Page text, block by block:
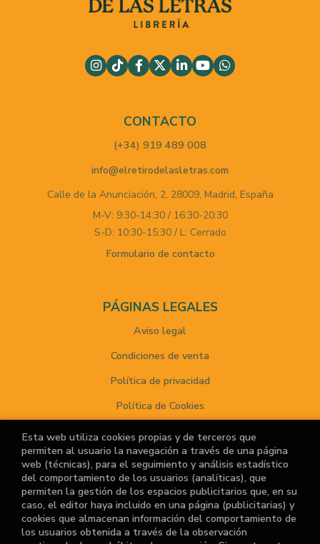
CONTACTO
(+34) 919 489 008
info@elretirodelasletras.com
Calle de la Anunciación, 2, 28009, Madrid, España
M-V: 9:30-14:30 / 16:30-20:30
S-D: 10:30-15:30 / L: Cerrado
Formulario de contacto
PÁGINAS LEGALES
Aviso legal
Condiciones de venta
Política de privacidad
Política de Cookies
ATENCIÓN AL CLIENTE
Quiénes somos
Noticias
¿No encuentras el libro que buscas?
Esta web utiliza cookies propias y de terceros que
permiten al usuario la navegación a través de una página
web (técnicas), para el seguimiento y análisis estadístico
del comportamiento de los usuarios (analíticas), que
permiten la gestión de los espacios publicitarios que, en su
caso, el editor haya incluido en una página (publicitarias) y
cookies que almacenan información del comportamiento de
los usuarios obtenida a través de la observación